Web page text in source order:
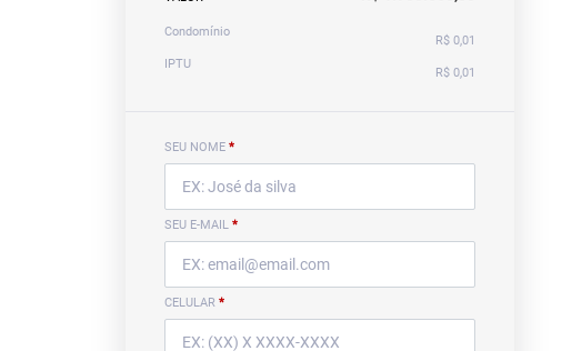
Condomínio
R$ 0,01
IPTU
R$ 0,01
SEU NOME *
SEU E-MAIL *
CELULAR *